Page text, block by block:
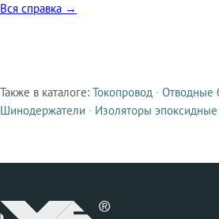
Вся справка →
Смежные продукты
Также в каталоге: Токопровод · Отводные
Шинодержатели · Изоляторы